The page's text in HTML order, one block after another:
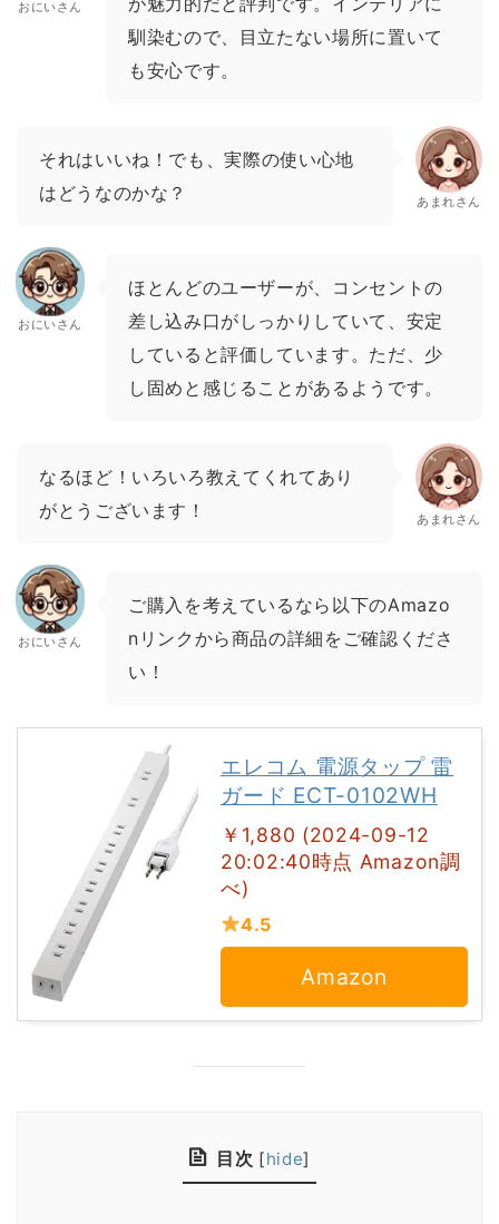
おにいさん
馴染むので、目立たない場所に置いて
も安心です。
それはいいね！でも、実際の使い心地
はどうなのかな？
あまれさん
おにいさん
ほとんどのユーザーが、コンセントの
差し込み口がしっかりしていて、安定
していると評価しています。ただ、少
し固めと感じることがあるようです。
なるほど！いろいろ教えてくれてあり
がとうございます！
あまれさん
おにいさん
ご購入を考えているなら以下のAmazo
nリンクから商品の詳細をご確認くださ
い！
エレコム 電源タップ 雷
ガード ECT-0102WH
￥1,880 (2024-09-12
20:02:40時点 Amazon調
べ)
4.5
Amazon
目次 [hide]